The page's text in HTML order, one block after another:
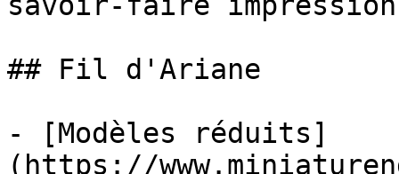
## Fil d'Ariane
- [Modèles réduits]
(https://